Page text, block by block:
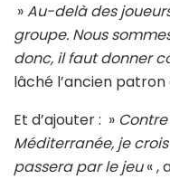
»Au-delà des
groupe. Nous
donc, il faut donner
lâché l’ancien patron
Et d’ajouter : »
Méditerranée, je
passera par le jeu« ,